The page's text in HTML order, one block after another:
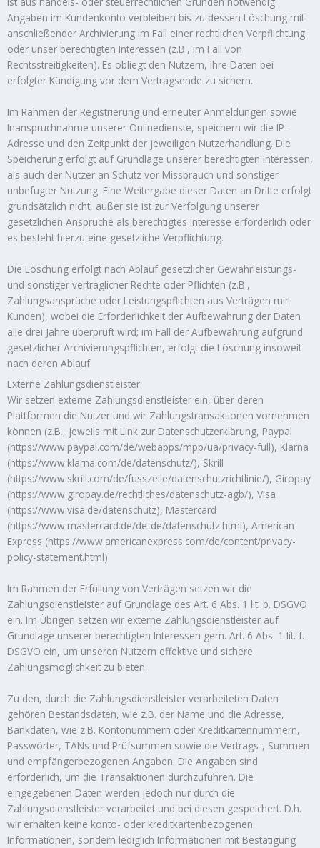
Angaben im Kundenkonto verbleiben bis zu dessen Löschung mit
anschließender Archivierung im Fall einer rechtlichen Verpflichtung
oder unser berechtigten Interessen (z.B., im Fall von
Rechtsstreitigkeiten). Es obliegt den Nutzern, ihre Daten bei
erfolgter Kündigung vor dem Vertragsende zu sichern.
Im Rahmen der Registrierung und erneuter Anmeldungen sowie
Inanspruchnahme unserer Onlinedienste, speichern wir die IP-
Adresse und den Zeitpunkt der jeweiligen Nutzerhandlung. Die
Speicherung erfolgt auf Grundlage unserer berechtigten Interessen,
als auch der Nutzer an Schutz vor Missbrauch und sonstiger
unbefugter Nutzung. Eine Weitergabe dieser Daten an Dritte erfolgt
grundsätzlich nicht, außer sie ist zur Verfolgung unserer
gesetzlichen Ansprüche als berechtigtes Interesse erforderlich oder
es besteht hierzu eine gesetzliche Verpflichtung.
Die Löschung erfolgt nach Ablauf gesetzlicher Gewährleistungs-
und sonstiger vertraglicher Rechte oder Pflichten (z.B.,
Zahlungsansprüche oder Leistungspflichten aus Verträgen mir
Kunden), wobei die Erforderlichkeit der Aufbewahrung der Daten
alle drei Jahre überprüft wird; im Fall der Aufbewahrung aufgrund
gesetzlicher Archivierungspflichten, erfolgt die Löschung insoweit
nach deren Ablauf.
Externe Zahlungsdienstleister
Wir setzen externe Zahlungsdienstleister ein, über deren
Plattformen die Nutzer und wir Zahlungstransaktionen vornehmen
können (z.B., jeweils mit Link zur Datenschutzerklärung, Paypal
(https://www.paypal.com/de/webapps/mpp/ua/privacy-full), Klarna
(https://www.klarna.com/de/datenschutz/), Skrill
(https://www.skrill.com/de/fusszeile/datenschutzrichtlinie/), Giropay
(https://www.giropay.de/rechtliches/datenschutz-agb/), Visa
(https://www.visa.de/datenschutz), Mastercard
(https://www.mastercard.de/de-de/datenschutz.html), American
Express (https://www.americanexpress.com/de/content/privacy-
policy-statement.html)
Im Rahmen der Erfüllung von Verträgen setzen wir die
Zahlungsdienstleister auf Grundlage des Art. 6 Abs. 1 lit. b. DSGVO
ein. Im Übrigen setzen wir externe Zahlungsdienstleister auf
Grundlage unserer berechtigten Interessen gem. Art. 6 Abs. 1 lit. f.
DSGVO ein, um unseren Nutzern effektive und sichere
Zahlungsmöglichkeit zu bieten.
Zu den, durch die Zahlungsdienstleister verarbeiteten Daten
gehören Bestandsdaten, wie z.B. der Name und die Adresse,
Bankdaten, wie z.B. Kontonummern oder Kreditkartennummern,
Passwörter, TANs und Prüfsummen sowie die Vertrags-, Summen
und empfängerbezogenen Angaben. Die Angaben sind
erforderlich, um die Transaktionen durchzuführen. Die
eingegebenen Daten werden jedoch nur durch die
Zahlungsdienstleister verarbeitet und bei diesen gespeichert. D.h.
wir erhalten keine konto- oder kreditkartenbezogenen
Informationen, sondern lediglich Informationen mit Bestätigung